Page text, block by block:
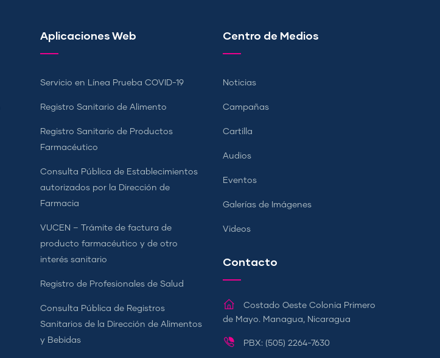
Aplicaciones Web
Servicio en Línea Prueba COVID-19
Registro Sanitario de Alimento
Registro Sanitario de Productos
Farmacéutico
Consulta Pública de Establecimientos
autorizados por la Dirección de
Farmacia
VUCEN – Trámite de factura de
producto farmacéutico y de otro
interés sanitario
Registro de Profesionales de Salud
Consulta Pública de Registros
Sanitarios de la Dirección de Alimentos
y Bebidas
Centro de Medios
Noticias
Campañas
Cartilla
Audios
Eventos
Galerías de Imágenes
Videos
Contacto
Costado Oeste Colonia Primero
de Mayo. Managua, Nicaragua
PBX: (505) 2264-7630